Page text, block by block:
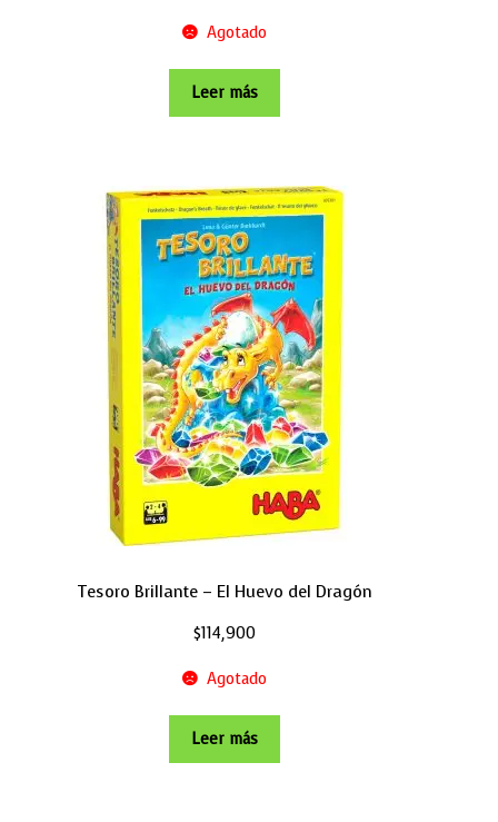
Agotado
Leer más
Tesoro Brillante – El Huevo del Dragón
$114,900
Agotado
Leer más